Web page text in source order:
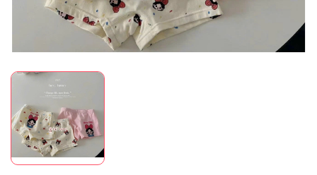
Mã giảm giá:
Ngày hết hạn: